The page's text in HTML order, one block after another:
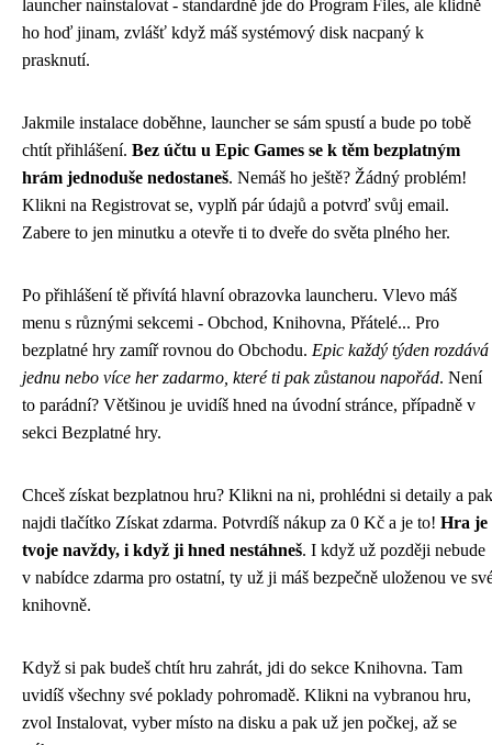
launcher nainstalovat - standardně jde do Program Files, ale klidně
ho hoď jinam, zvlášť když máš systémový disk nacpaný k
prasknutí.
Jakmile instalace doběhne, launcher se sám spustí a bude po tobě
chtít přihlášení. Bez účtu u Epic Games se k těm bezplatným
hrám jednoduše nedostaneš. Nemáš ho ještě? Žádný problém!
Klikni na Registrovat se, vyplň pár údajů a potvrď svůj email.
Zabere to jen minutku a otevře ti to dveře do světa plného her.
Po přihlášení tě přivítá hlavní obrazovka launcheru. Vlevo máš
menu s různými sekcemi - Obchod, Knihovna, Přátelé... Pro
bezplatné hry zamíř rovnou do Obchodu. Epic každý týden rozdává
jednu nebo více her zadarmo, které ti pak zůstanou napořád. Není
to parádní? Většinou je uvidíš hned na úvodní stránce, případně v
sekci Bezplatné hry.
Chceš získat bezplatnou hru? Klikni na ni, prohlédni si detaily a pak
najdi tlačítko Získat zdarma. Potvrdíš nákup za 0 Kč a je to! Hra je
tvoje navždy, i když ji hned nestáhneš. I když už později nebude
v nabídce zdarma pro ostatní, ty už ji máš bezpečně uloženou ve
knihovně.
Když si pak budeš chtít hru zahrát, jdi do sekce Knihovna. Tam
uvidíš všechny své poklady pohromadě. Klikni na vybranou hru,
zvol Instalovat, vyber místo na disku a pak už jen počkej, až se